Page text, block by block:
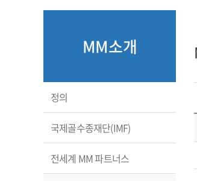
MM소개
정의
국제골수종재단(IMF)
전세계 MM 파트너스